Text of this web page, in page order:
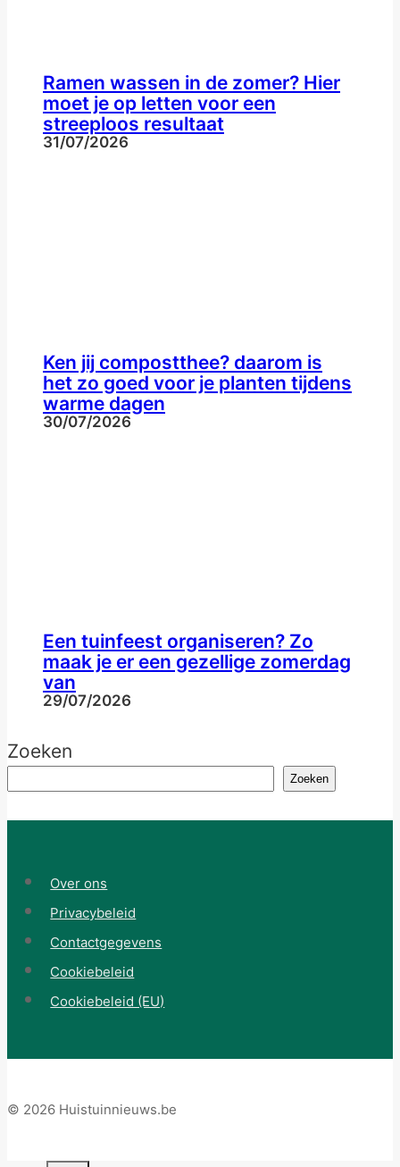
Ramen wassen in de zomer? Hier
moet je op letten voor een
streeploos resultaat
31/07/2026
Ken jij compostthee? daarom is
het zo goed voor je planten tijdens
warme dagen
30/07/2026
Een tuinfeest organiseren? Zo
maak je er een gezellige zomerdag
van
29/07/2026
Zoeken
Zoeken
Over ons
Privacybeleid
Contactgegevens
Cookiebeleid
Cookiebeleid (EU)
© 2026 Huistuinnieuws.be